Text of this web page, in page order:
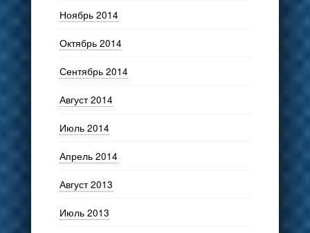
Ноябрь 2014
Октябрь 2014
Сентябрь 2014
Август 2014
Июль 2014
Апрель 2014
Август 2013
Июль 2013